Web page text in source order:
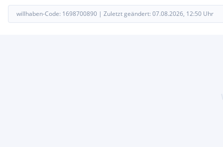
willhaben-Code: 1698700890 | Zuletzt geändert: 07.08.2026, 12:50 Uhr